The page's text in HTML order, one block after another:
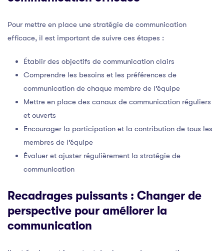
Pour mettre en place une stratégie de communication
efficace, il est important de suivre ces étapes :
Établir des objectifs de communication clairs
Comprendre les besoins et les préférences de
communication de chaque membre de l’équipe
Mettre en place des canaux de communication réguliers
et ouverts
Encourager la participation et la contribution de tous les
membres de l’équipe
Évaluer et ajuster régulièrement la stratégie de
communication
Recadrages puissants : Changer de
perspective pour améliorer la
communication